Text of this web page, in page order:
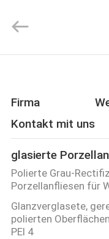
PRODUKTE
VIDEOS
ÜBER
UNS
CERAMICS
CO.,LTD..
Reserved.
Firma
Kontakt mit uns
glasierte
Polierte Grau-
Porzellanfliesen für
Glanzverglasete,
polierten
PEI 4